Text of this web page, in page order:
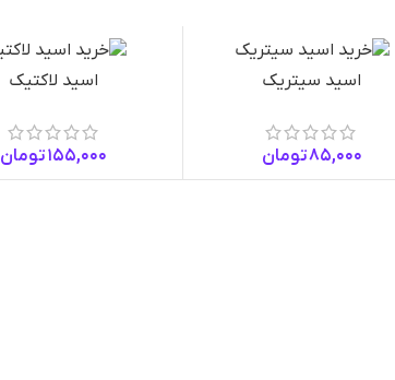
اسید سیتریک
85,000تومان
اسید لاکتیک
155,000تومان